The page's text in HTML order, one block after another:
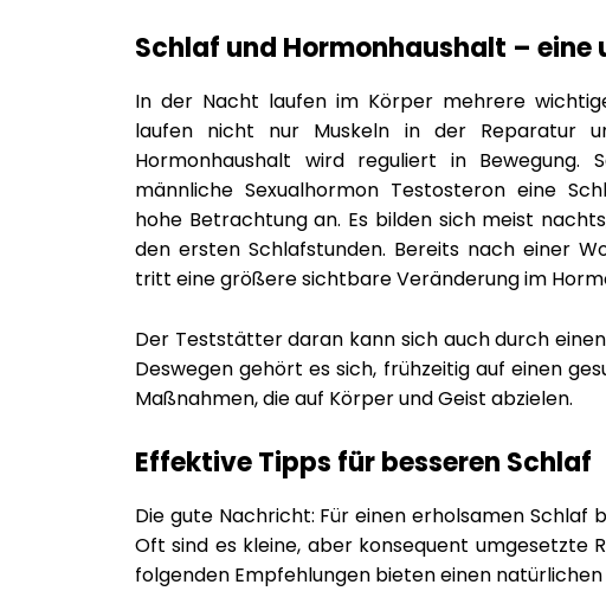
Schlaf und Hormonhaushalt –
In der Nacht laufen im Körper mehrere
laufen nicht nur Muskeln in der Reparatur
Hormonhaushalt wird reguliert in Bewegung.
männliche Sexualhormon Testosteron eine
hohe Betrachtung an. Es bilden sich meist
den ersten Schlafstunden. Bereits nach einer
tritt eine größere sichtbare Veränderung im
Der Teststätter daran kann sich auch durch
Deswegen gehört es sich, frühzeitig auf einen
Maßnahmen, die auf Körper und Geist abzielen.
Effektive Tipps für besseren Schlaf
Die gute Nachricht: Für einen erholsamen Schlaf
Oft sind es kleine, aber konsequent umgesetzte
folgenden Empfehlungen bieten einen natürlichen